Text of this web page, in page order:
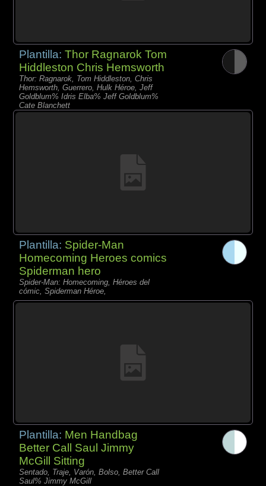
Plantilla:Thor Ragnarok Tom
Hiddleston Chris Hemsworth
Thor: Ragnarok, Tom Hiddleston, Chris
Hemsworth, Guerrero, Hulk Héroe, Jeff
Goldblum% Idris Elba% Jeff Goldblum%
Cate Blanchett
Plantilla: Spider-Man
Homecoming Heroes comics
Spiderman hero
Spider-Man: Homecoming, Héroes del
cómic, Spiderman Héroe,
Plantilla: Men Handbag
Better Call Saul Jimmy
McGill Sitting
Sentado, Traje, Varón, Bolso, Better Call
Saul% Jimmy McGill